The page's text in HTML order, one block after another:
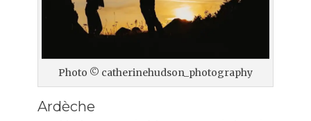
Photo © catherinehudson_photography
Ardèche